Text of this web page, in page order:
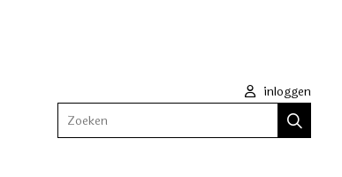
inloggen
Zoeken